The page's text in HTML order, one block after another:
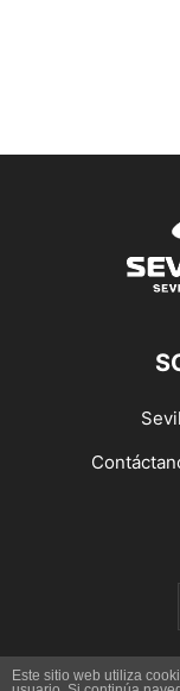
Este sitio web utiliza